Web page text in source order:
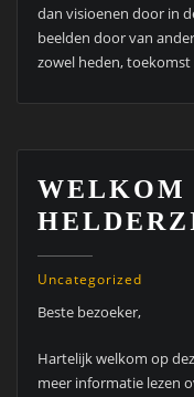
dan visioenen door in
beelden door van
zowel heden, toekomst
WELKOM
Uncategorized
Beste bezoeker,
Hartelijk welkom op
meer informatie lezen